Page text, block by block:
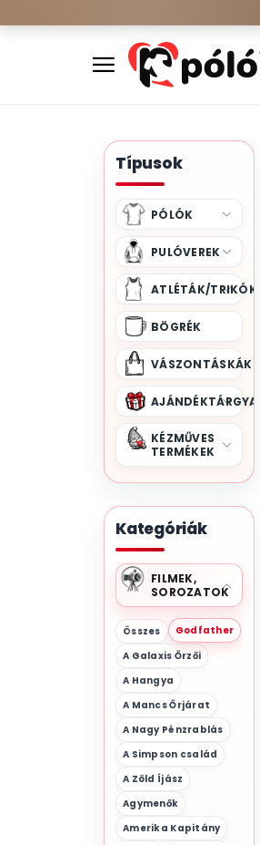
Típusok
PÓLÓK
PULÓVEREK
ATLÉTÁK/TRIKÓK
BÖGRÉK
VÁSZONTÁSKÁK
AJÁNDÉKTÁRGYAK
KÉZMŰVES
TERMÉKEK
Kategóriák
FILMEK,
SOROZATOK
Összes
Godfather
A Galaxis Őrzői
A Hangya
A Mancs Őrjárat
A Nagy Pénzrablás
A Simpson család
A Zöld Íjász
Agymenők
Amerika Kapitány